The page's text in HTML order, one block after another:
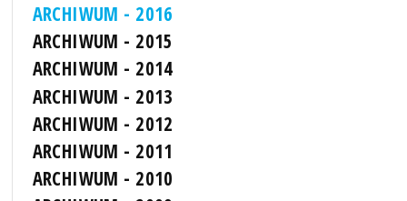
ARCHIWUM - 2016
ARCHIWUM - 2015
ARCHIWUM - 2014
ARCHIWUM - 2013
ARCHIWUM - 2012
ARCHIWUM - 2011
ARCHIWUM - 2010